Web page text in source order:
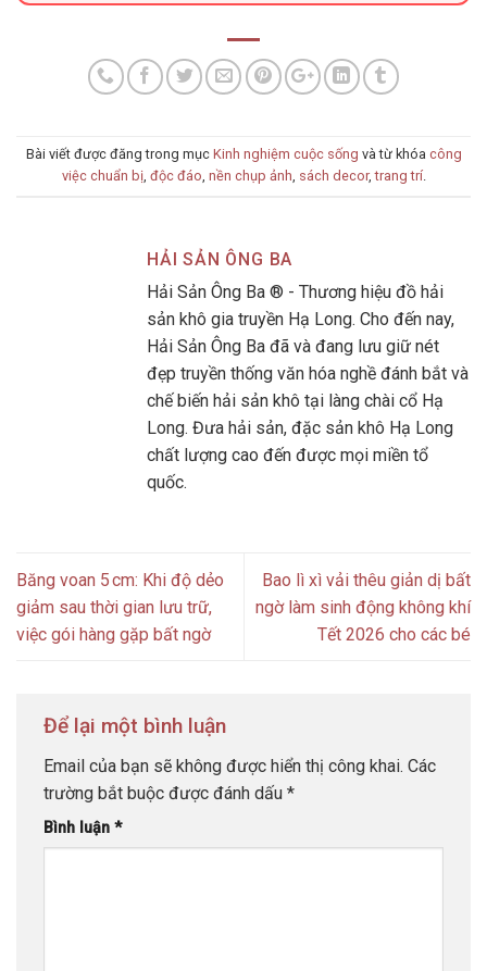
Bài viết được đăng trong mục Kinh nghiệm cuộc sống và từ khóa công
việc chuẩn bị, độc đáo nền chụp ảnh sách decor,trang trí.
HẢI SẢN ÔNG BA
Hải Sản Ông Ba ® - Thương hiệu đồ hải
sản khô gia truyền Hạ Long. Cho đến nay,
Hải Sản Ông Ba đã và đang lưu giữ nét
đẹp truyền thống văn hóa nghề đánh bắt và
chế biến hải sản khô tại làng chài cổ Hạ
Long. Đưa hải sản, đặc sản khô Hạ Long
chất lượng cao đến được mọi miền tổ
quốc.
Băng voan 5 cm: Khi độ dẻo
giảm sau thời gian lưu trữ,
việc gói hàng gặp bất ngờ
Bao lì xì vải thêu giản dị bất
ngờ làm sinh động không khí
Tết 2026 cho các bé
Để lại một bình luận
Email của bạn sẽ không được hiển thị công khai. Các
trường bắt buộc được đánh dấu *
Bình luận *